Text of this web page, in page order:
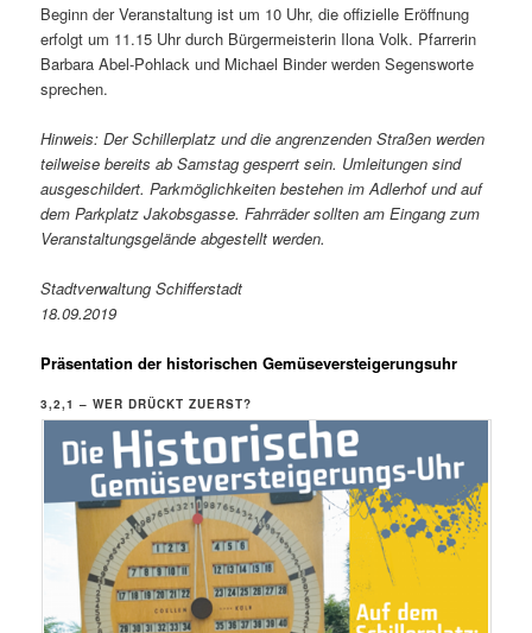
Beginn der Veranstaltung ist um 10 Uhr, die offizielle Eröffnung
erfolgt um 11.15 Uhr durch Bürgermeisterin Ilona Volk. Pfarrerin
Barbara Abel-Pohlack und Michael Binder werden Segensworte
sprechen.
Hinweis: Der Schillerplatz und die angrenzenden Straßen werden
teilweise bereits ab Samstag gesperrt sein. Umleitungen sind
ausgeschildert. Parkmöglichkeiten bestehen im Adlerhof und auf
dem Parkplatz Jakobsgasse. Fahrräder sollten am Eingang zum
Veranstaltungsgelände abgestellt werden.
Stadtverwaltung Schifferstadt
18.09.2019
Präsentation der historischen Gemüseversteigerungsuhr
3,2,1 – WER DRÜCKT ZUERST?